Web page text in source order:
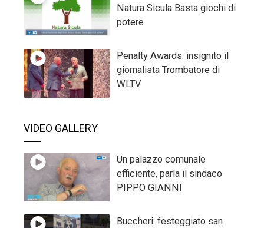
Natura Sicula Basta giochi di
potere
Penalty Awards: insignito il
giornalista Trombatore di
WLTV
VIDEO GALLERY
Un palazzo comunale
efficiente, parla il sindaco
PIPPO GIANNI
Buccheri: festeggiato san